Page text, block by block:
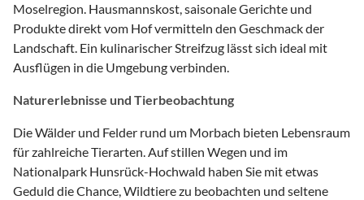
Moselregion. Hausmannskost, saisonale Gerichte und
Produkte direkt vom Hof vermitteln den Geschmack der
Landschaft. Ein kulinarischer Streifzug lässt sich ideal mit
Ausflügen in die Umgebung verbinden.
Naturerlebnisse und Tierbeobachtung
Die Wälder und Felder rund um Morbach bieten Lebensraum
für zahlreiche Tierarten. Auf stillen Wegen und im
Nationalpark Hunsrück-Hochwald haben Sie mit etwas
Geduld die Chance, Wildtiere zu beobachten und seltene